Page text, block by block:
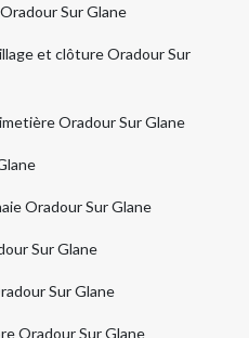
Sur Glane
et clôture Oradour Sur
Oradour Sur Glane
Oradour Sur Glane
Sur Glane
Sur Glane
Oradour Sur Glane